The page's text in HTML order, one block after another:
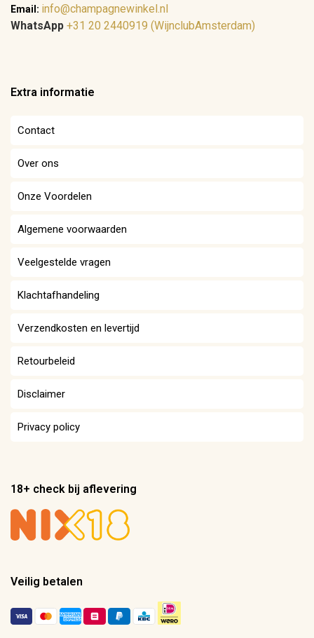
Email: info@champagnewinkel.nl
WhatsApp +31 20 2440919 (WijnclubAmsterdam)
Extra informatie
Contact
Over ons
Onze Voordelen
Algemene voorwaarden
Veelgestelde vragen
Klachtafhandeling
Verzendkosten en levertijd
Retourbeleid
Disclaimer
Privacy policy
18+ check bij aflevering
Veilig betalen